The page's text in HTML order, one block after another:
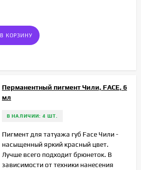
В КОРЗИНУ
Перманентный пигмент Чили, FACE, 6
мл
В НАЛИЧИИ: 4 ШТ.
Пигмент для татуажа губ Face Чили -
насыщенный яркий красный цвет.
Лучше всего подходит брюнеток. В
зависимости от техники нанесения